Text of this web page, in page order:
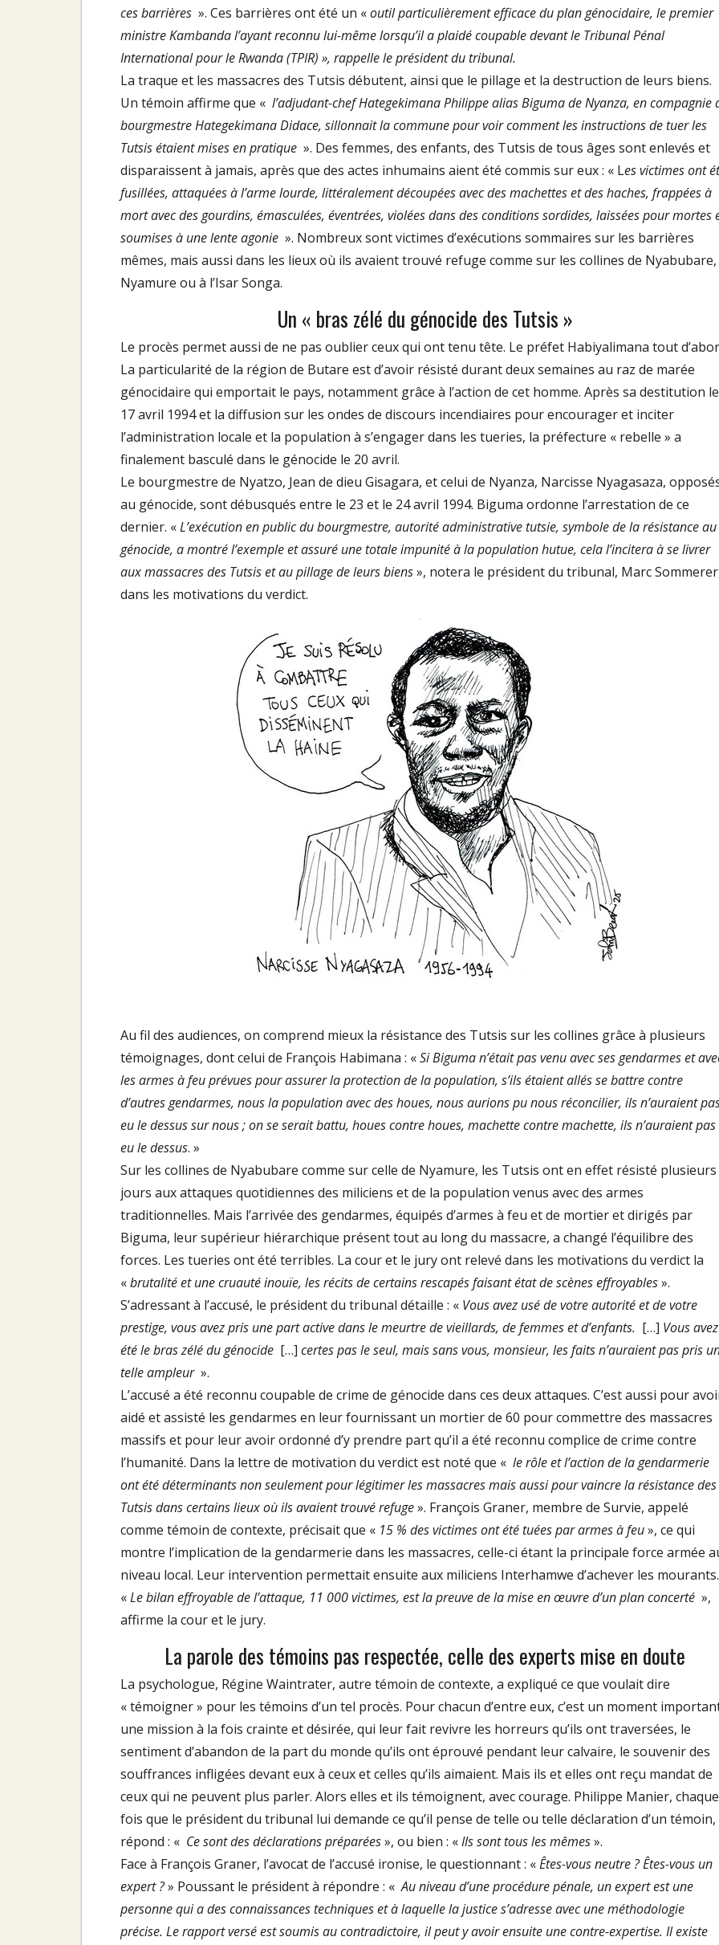
ces barrières ». Ces barrières ont été un «outil particulièrement efficace du plan génocidaire, le premier
ministre Kambanda l’ayant reconnu lui-même lorsqu’il a plaidé coupable devant le Tribunal Pénal
International pour le Rwanda (TPIR) », rappelle le président du tribunal.
La traque et les massacres des Tutsis débutent, ainsi que le pillage et la destruction de leurs biens.
Un témoin affirme que « l’adjudant-chef Hategekimana Philippe alias Biguma de Nyanza, en compagnie
bourgmestre Hategekimana Didace, sillonnait la commune pour voir comment les instructions de tuer les
Tutsis étaient mises en pratique ». Des femmes, des enfants, des Tutsis de tous âges sont enlevés et
disparaissent à jamais, après que des actes inhumains aient été commis sur eux : « Les victimes ont
fusillées, attaquées à l’arme lourde, littéralement découpées avec des machettes et des haches, frappées à
mort avec des gourdins, émasculées, éventrées, violées dans des conditions sordides, laissées pour mortes
soumises à une lente agonie ». Nombreux sont victimes d’exécutions sommaires sur les barrières
mêmes, mais aussi dans les lieux où ils avaient trouvé refuge comme sur les collines de Nyabubare,
Nyamure ou à l’Isar Songa.
Un « bras zélé du génocide des Tutsis »
Le procès permet aussi de ne pas oublier ceux qui ont tenu tête. Le préfet Habiyalimana tout
La particularité de la région de Butare est d’avoir résisté durant deux semaines au raz de marée
génocidaire qui emportait le pays, notamment grâce à l’action de cet homme. Après sa destitution le
17 avril 1994 et la diffusion sur les ondes de discours incendiaires pour encourager et inciter
l’administration locale et la population à s’engager dans les tueries, la préfecture « rebelle » a
finalement basculé dans le génocide le 20 avril.
Le bourgmestre de Nyatzo, Jean de dieu Gisagara, et celui de Nyanza, Narcisse Nyagasaza,
au génocide, sont débusqués entre le 23 et le 24 avril 1994. Biguma ordonne l’arrestation de ce
dernier. «L’exécution en public du bourgmestre, autorité administrative tutsie, symbole de la résistance au
génocide, a montré l’exemple et assuré une totale impunité à la population hutue, cela l’incitera à se livrer
aux massacres des Tutsis et au pillage de leurs biens», notera le président du tribunal, Marc
dans les motivations du verdict.
Au fil des audiences, on comprend mieux la résistance des Tutsis sur les collines grâce à plusieurs
témoignages, dont celui de François Habimana : «Si Biguma n’était pas venu avec ses gendarmes et
les armes à feu prévues pour assurer la protection de la population, s’ils étaient allés se battre contre
d’autres gendarmes, nous la population avec des houes, nous aurions pu nous réconcilier, ils n’auraient
eu le dessus sur nous ; on se serait battu, houes contre houes, machette contre machette, ils n’auraient pas
eu le dessus. »
Sur les collines de Nyabubare comme sur celle de Nyamure, les Tutsis ont en effet résisté plusieurs
jours aux attaques quotidiennes des miliciens et de la population venus avec des armes
traditionnelles. Mais l’arrivée des gendarmes, équipés d’armes à feu et de mortier et dirigés par
Biguma, leur supérieur hiérarchique présent tout au long du massacre, a changé l’équilibre des
forces. Les tueries ont été terribles. La cour et le jury ont relevé dans les motivations du verdict la
«brutalité et une cruauté inouïe, les récits de certains rescapés faisant état de scènes effroyables».
S’adressant à l’accusé, le président du tribunal détaille : « Vous avez usé de votre autorité et de votre
prestige, vous avez pris une part active dans le meurtre de vieillards, de femmes et d’enfants. […] Vous avez
été le bras zélé du génocide […] certes pas le seul, mais sans vous, monsieur, les faits n’auraient pas pris
telle ampleur ».
L’accusé a été reconnu coupable de crime de génocide dans ces deux attaques. C’est aussi pour
aidé et assisté les gendarmes en leur fournissant un mortier de 60 pour commettre des massacres
massifs et pour leur avoir ordonné d’y prendre part qu’il a été reconnu complice de crime contre
l’humanité. Dans la lettre de motivation du verdict est noté que « le rôle et l’action de la gendarmerie
ont été déterminants non seulement pour légitimer les massacres mais aussi pour vaincre la résistance des
Tutsis dans certains lieux où ils avaient trouvé refuge». François Graner, membre de Survie, appelé
comme témoin de contexte, précisait que « 15 % des victimes ont été tuées par armes à feu», ce qui
montre l’implication de la gendarmerie dans les massacres, celle-ci étant la principale force armée
niveau local. Leur intervention permettait ensuite aux miliciens Interhamwe d’achever les mourants.
«Le bilan effroyable de l’attaque, 11 000 victimes, est la preuve de la mise en œuvre d’un plan concerté »,
affirme la cour et le jury.
La parole des témoins pas respectée, celle des experts mise en doute
La psychologue, Régine Waintrater, autre témoin de contexte, a expliqué ce que voulait dire
« témoigner » pour les témoins d’un tel procès. Pour chacun d’entre eux, c’est un moment
une mission à la fois crainte et désirée, qui leur fait revivre les horreurs qu’ils ont traversées, le
sentiment d’abandon de la part du monde qu’ils ont éprouvé pendant leur calvaire, le souvenir des
souffrances infligées devant eux à ceux et celles qu’ils aimaient. Mais ils et elles ont reçu mandat de
ceux qui ne peuvent plus parler. Alors elles et ils témoignent, avec courage. Philippe Manier, chaque
fois que le président du tribunal lui demande ce qu’il pense de telle ou telle déclaration d’un témoin,
répond : « Ce sont des déclarations préparées», ou bien : «Ils sont tous les mêmes».
Face à François Graner, l’avocat de l’accusé ironise, le questionnant : «Êtes-vous neutre ? Êtes-vous un
expert ?» Poussant le président à répondre : « Au niveau d’une procédure pénale, un expert est une
personne qui a des connaissances techniques et à laquelle la justice s’adresse avec une méthodologie
précise. Le rapport versé est soumis au contradictoire, il peut y avoir ensuite une contre-expertise. Il existe